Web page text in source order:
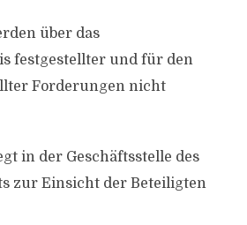
über das
festgestellter und für den
Forderungen nicht
in der Geschäftsstelle des
zur Einsicht der Beteiligten